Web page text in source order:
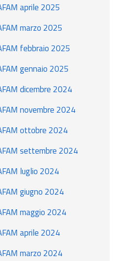
aprile 2025
marzo 2025
febbraio 2025
gennaio 2025
dicembre 2024
novembre 2024
ottobre 2024
settembre 2024
luglio 2024
giugno 2024
maggio 2024
aprile 2024
marzo 2024